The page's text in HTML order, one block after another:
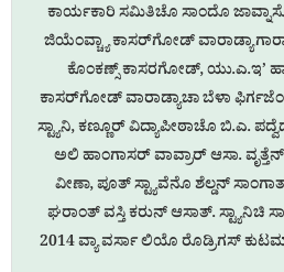
ಕಾರ್ಯಕಾರಿ ಸಮಿತಿಚೊ ಸಾಂದೊ
ಜಿಯೆಂವ್ಚ್ಯಾ ಕಾಸರ್‌ಗೋಡ್
ಕೊಂಕಣ್ಸ್ ಕಾಸರಗೋಡ್, ಯು.ಎ.ಇ’
ಕಾಸರ್‌ಗೋಡ್ ವಾರಾಡ್ಯಾಚಾ ಬೆಳಾ
ಸ್ಟ್ಯಾನಿ, ಕಣ್ಣೂರ್ ವಿದ್ಯಾಪೀಠಾಚೊ ಬಿ.ಎ.
ಅಲಿ ಹಾಂಗಾಸರ್ ವಾವ್ರಾರ್ ಆಸಾ. ವೃತ್ತೆನ್
ವೀಣಾ, ಪೂತ್ ಸ್ಟ್ಯಾವೆನೊ ಶೆಲ್ಡನ್
ಘರಾಂತ್ ವಸ್ತಿ ಕರುನ್ ಆಸಾತ್. ಸ್ಟ್ಯಾನಿಚಿ
2014 ವ್ಯಾ ವರ್ಸಾ ಲಿಯೊ ರೊಡ್ರಿಗಸ್